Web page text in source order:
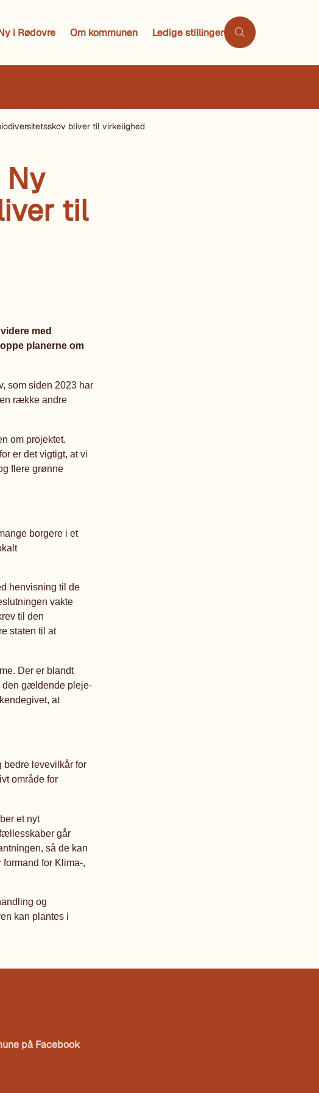
i Rødovre Om kommunen Ledige stillinger
bliver til virkelighed
Ny
til
med
planerne om
som siden 2023 har
række andre
om projektet.
er det vigtigt, at vi
flere grønne
borgere i et
henvisning til de
vakte
til den
staten til at
Der er blandt
den gældende pleje-
at
bedre levevilkår for
område for
et nyt
går
så de kan
for Klima-,
og
kan plantes i
på Facebook